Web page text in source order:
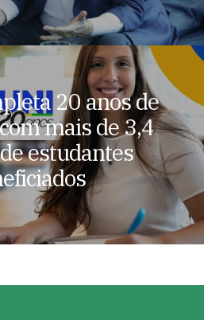
20 anos de
mais de 3,4
estudantes